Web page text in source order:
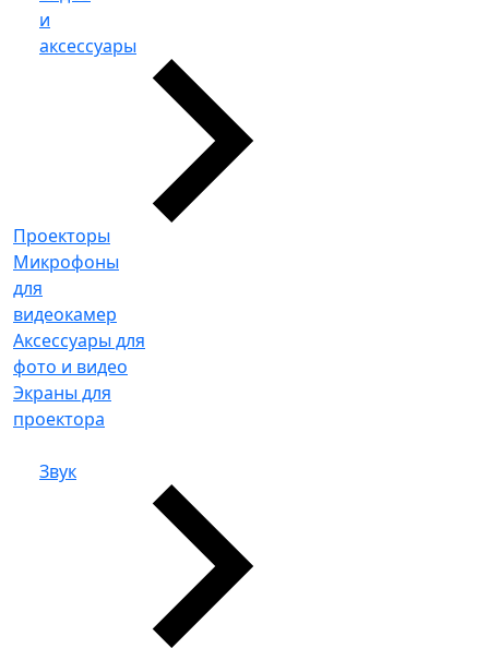
и
аксессуары
Проекторы
Микрофоны
для
видеокамер
Аксессуары для
фото и видео
Экраны для
проектора
Звук